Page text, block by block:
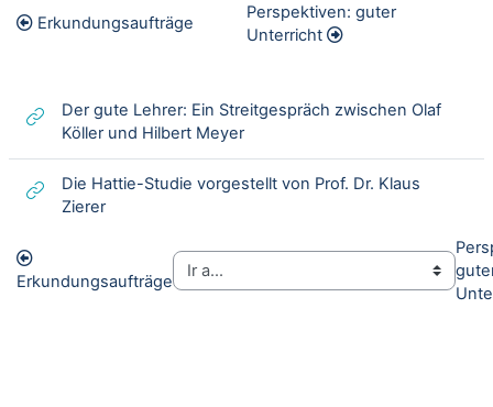
Erkundungsaufträge
Perspektiven: guter
Unterricht
Der gute Lehrer: Ein Streitgespräch zwischen Olaf
Köller und Hilbert MeyerURL
Die Hattie-Studie vorgestellt von Prof. Dr. Klaus
ZiererURL
Erkundungsaufträge